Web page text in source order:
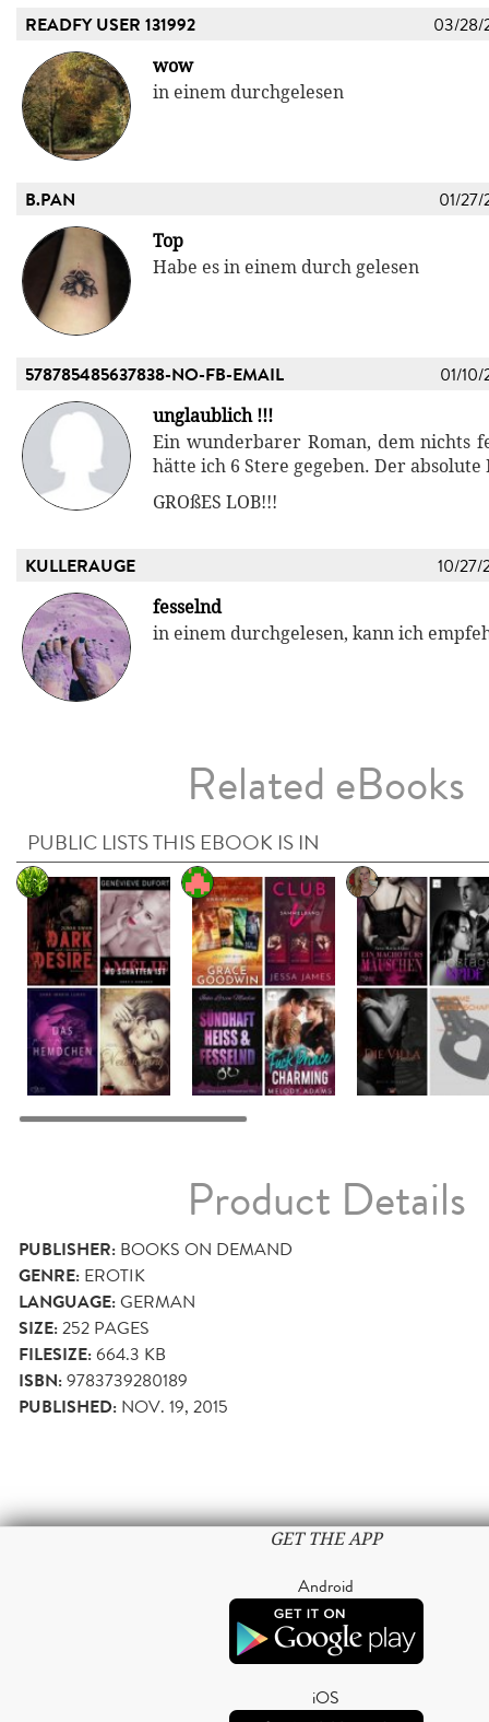
READFY USER 131992 03/28/
wow
in einem durchgelesen
B.PAN 01/27/
Top
Habe es in einem durch gelesen
578785485637838-NO-FB-EMAIL 01/10/
unglaublich !!!
Ein wunderbarer Roman, dem nichts
hätte ich 6 Stere gegeben. Der
GROßES LOB!!!
KULLERAUGE 10/27/
fesselnd
in einem durchgelesen, kann ich
Related eBooks
PUBLIC LISTS THIS EBOOK IS IN
Product Details
PUBLISHER: BOOKS ON DEMAND
GENRE: EROTIK
LANGUAGE:GERMAN
SIZE:252 PAGES
FILESIZE:664.3 KB
ISBN:9783739280189
PUBLISHED: NOV. 19, 2015
GET THE APP
Android
iOS